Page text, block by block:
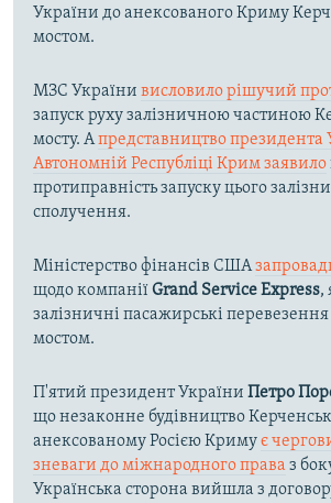
України до анексованого Криму
мостом.
МЗС України висловило рішучий
запуск руху залізничною частиною
мосту. Апредставництво президента
Автономній Республіці Крим заявило
протиправність запуску цього
сполучення.
Міністерство фінансів США
щодо компаніїGrand Service Express,
залізничні пасажирські
мостом.
П'ятий президент України Петро
що незаконне будівництво
анексованому Росією Кримує
зневаги до міжнародного права з
Українська сторона вийшла з